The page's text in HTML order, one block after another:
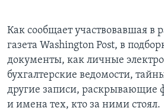
Как сообщает участвовавшая в
газета Washington Post, в
документы, как личные
бухгалтерские ведомости,
другие записи, раскрывающие
и имена тех, кто за ними стоял.